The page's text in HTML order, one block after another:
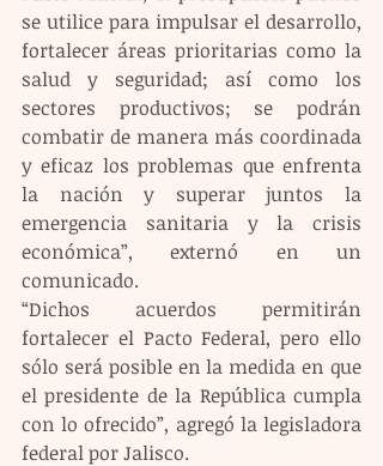
se utilice para impulsar el desarrollo,
fortalecer áreas prioritarias como la
salud y seguridad; así como los
sectores productivos; se podrán
combatir de manera más coordinada
y eficaz los problemas que enfrenta
la nación y superar juntos la
emergencia sanitaria y la crisis
económica”, externó en un
comunicado.
“Dichos acuerdos permitirán
fortalecer el Pacto Federal, pero ello
sólo será posible en la medida en que
el presidente de la República cumpla
con lo ofrecido”, agregó la legisladora
federal por Jalisco.